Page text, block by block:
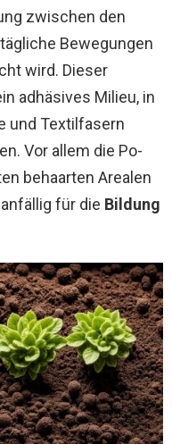
zwischen den
Bewegungen
wird. Dieser
adhäsives Milieu, in
und Textilfasern
Vor allem die Po-
behaarten Arealen
für die Bildung